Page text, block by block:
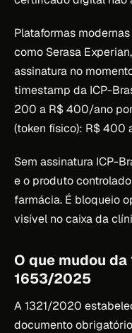
Plataformas
como Serasa
assinatura no
timestamp da ICP-
200 a R$ 400/ano
(token físico): R$ 400
Sem assinatura ICP-
e o produto
farmácia. É bloqueio
visível no caixa da
O que mudou
1653/2025
A 1321/2020
documento